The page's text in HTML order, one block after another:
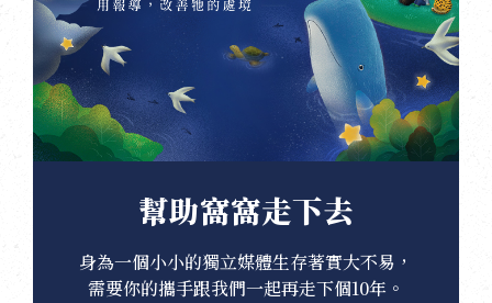
幫助窩窩走下去
身為一個小小的獨立媒體生存著實大不易，
需要你的攜手跟我們一起再走下個10年。